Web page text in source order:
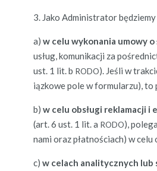
3. Jako Admin­is­tra­tor
a) w celu wyko­na­nia umowy o
usług, komu­nikacji za
ust. 1 lit. b RODO). Jeśli w
iązkowe pole w for­mu­la­rzu), to
b) w celu obsłu­gi rekla­macji
(art. 6 ust. 1 lit. a RODO),
nami oraz płat­noś­ci­ach) w
c) w celach anal­i­ty­cznych